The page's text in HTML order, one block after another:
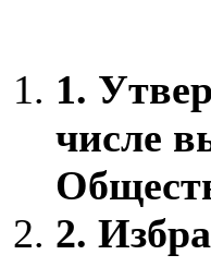
1.
числе
2.